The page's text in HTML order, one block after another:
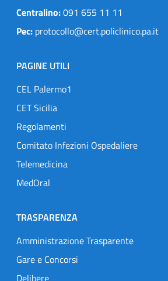
Centralino:091 655 11 11
Pec: protocollo@cert.policlinico.pa.it
PAGINE UTILI
CEL Palermo1
CET Sicilia
Regolamenti
Comitato Infezioni Ospedaliere
Telemedicina
MedOral
TRASPARENZA
Amministrazione Trasparente
Gare e Concorsi
Delibere